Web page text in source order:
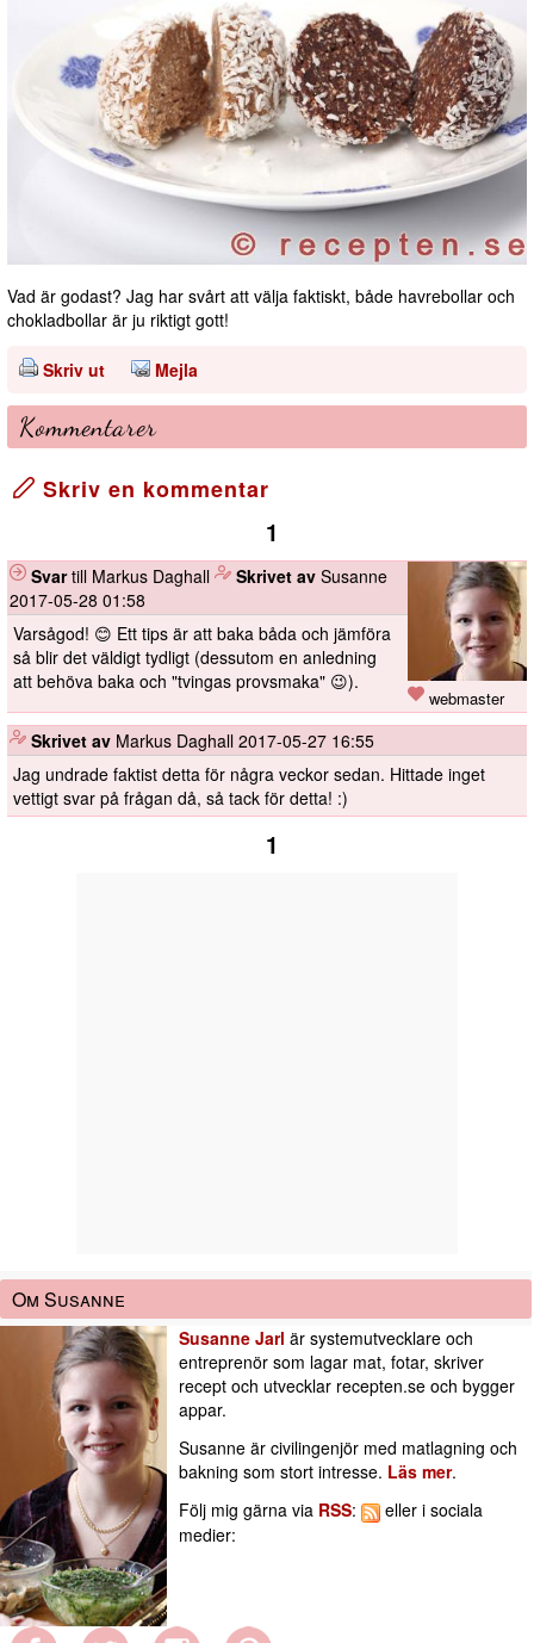
Vad är godast? Jag har svårt att välja faktiskt, både havrebollar och
chokladbollar är ju riktigt gott!
Skriv ut Mejla
Kommentarer
Skriv en kommentar
1
webmaster
Svartill Markus Daghall Skrivet av Susanne
2017-05-28 01:58
Varsågod! 😊 Ett tips är att baka båda och jämföra
så blir det väldigt tydligt (dessutom en anledning
att behöva baka och "tvingas provsmaka" 😉).
Skrivet av Markus Daghall 2017-05-27 16:55
Jag undrade faktist detta för några veckor sedan. Hittade inget
vettigt svar på frågan då, så tack för detta! :)
1
Om Susanne
Susanne Jarl är systemutvecklare och
entreprenör som lagar mat, fotar, skriver
recept och utvecklar recepten.se och bygger
appar.
Susanne är civilingenjör med matlagning och
bakning som stort intresse. Läs mer.
Följ mig gärna via RSS:
eller i sociala
medier: